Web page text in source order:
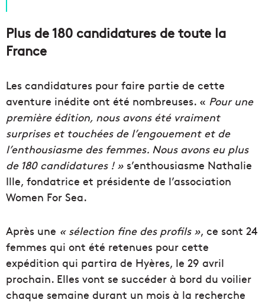
Plus de 180 candidatures de toute la
France
Les candidatures pour faire partie de cette
aventure inédite ont été nombreuses. « Pour une
première édition, nous avons été vraiment
surprises et touchées de l’engouement et de
l’enthousiasme des femmes. Nous avons eu plus
de 180 candidatures ! » s’enthousiasme Nathalie
Ille, fondatrice et présidente de l’association
Women For Sea.
Après une « sélection fine des profils », ce sont 24
femmes qui ont été retenues pour cette
expédition qui partira de Hyères, le 29 avril
prochain. Elles vont se succéder à bord du voilier
chaque semaine durant un mois à la recherche